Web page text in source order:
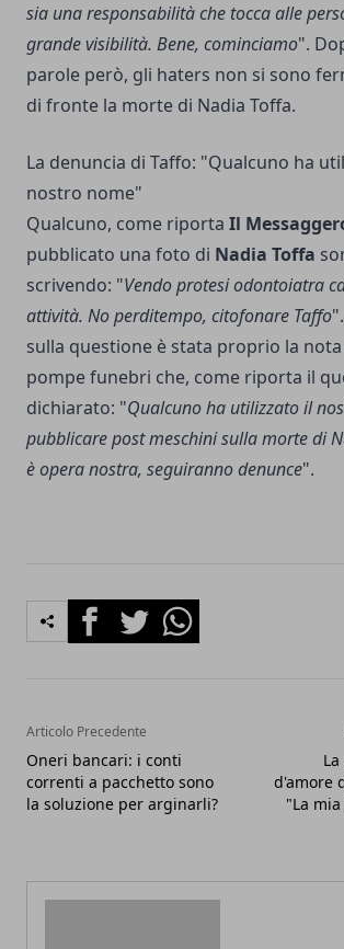
sia una responsabilità che tocca alle
grande visibilità. Bene, cominciamo".
parole però, gli haters non si sono
di fronte la morte di Nadia Toffa.
La denuncia di Taffo: "Qualcuno ha
nostro nome"
Qualcuno, come riporta Il
pubblicato una foto di Nadia Toffa
scrivendo: "Vendo protesi odontoiatra
attività. No perditempo, citofonare Taffo
sulla questione è stata proprio la
pompe funebri che, come riporta il
dichiarato: "Qualcuno ha utilizzato il
pubblicare post meschini sulla morte di
è opera nostra, seguiranno denunce".
FacebookTwitterWhatsapp
Articolo Precedente
Oneri bancari: i conti
correnti a pacchetto sono
la soluzione per arginarli?
d'amore
"La